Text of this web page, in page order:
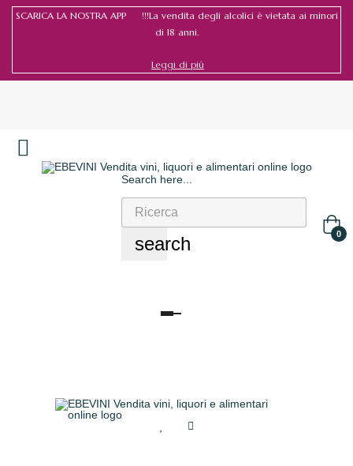
SCARICA LA NOSTRA APP !!!La vendita degli alcolici è vietata ai minori
di 18 anni.
Leggi di più
Search here...
search 0
navigazione